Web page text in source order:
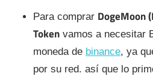
Para comprar DogeMoon
Token vamos a necesitar
moneda de binance, ya
por su red. así que lo